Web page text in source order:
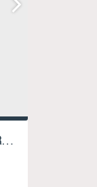
TERRENO PRÓXIMO À LAGOA DE IMARUÍ - LOTEAMENTO PARQUE DA LAGOA - PORTO DA VILA - IMBITUBA SC